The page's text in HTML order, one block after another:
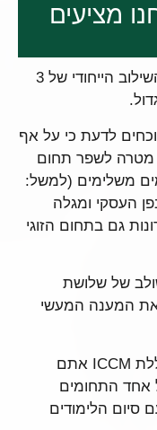
מציעים
קורס אימון משולב אישי, זוגי ועסקי. השילוב הייחודי של 3
לדעת כי על אף
מטרה לשפר תחום
משלימים (למשל:
העסקי ומגלה
גם בתחום הזוגי
של שלושת
את המענה המעשי
כבוגרי קורס האימון המשולב של מכללת ICCM אתם
אחד התחומים
הלימודים